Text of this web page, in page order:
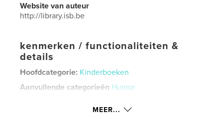
Website van auteur
http://library.isb.be
kenmerken / functionaliteiten &
details
Hoofdcategorie: Kinderboeken
Aanvullende categorieën Humor
MEER...